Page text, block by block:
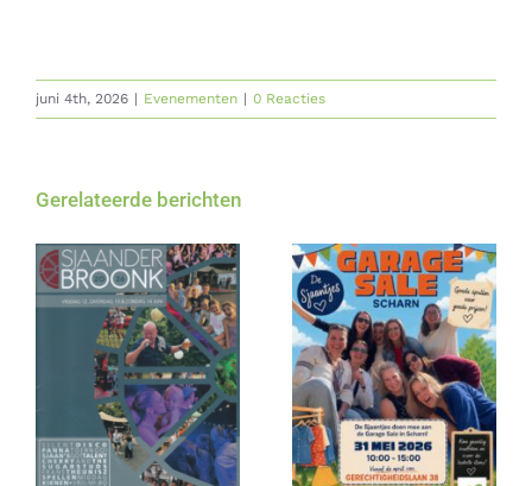
juni 4th, 2026 | Evenementen | 0 Reacties
Gerelateerde berichten